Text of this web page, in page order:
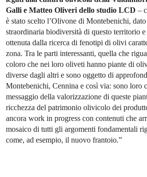
Galli e Matteo Oliveri dello studio LCD –
è stato scelto l’Olivone di Montebenichi, dato
straordinaria biodiversità di questo territorio e
ottenuta dalla ricerca di fenotipi di olivi
zona. Tra le parti interessanti, quella che
coloro che nei loro oliveti hanno piante di
diverse dagli altri e sono oggetto di
Montebenichi, Cennina e così via: sono loro
messaggio della valorizzazione di queste
ricchezza del patrimonio olivicolo dei
ancora work in progress con contenuti che
mosaico di tutti gli argomenti fondamentali
come, ad esempio, il nuovo frantoio.”